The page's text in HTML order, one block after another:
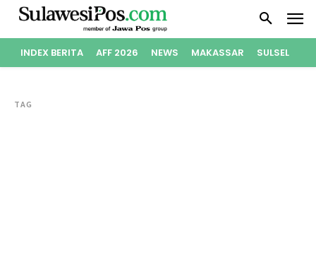
INDEX BERITA AFF 2026 NEWS MAKASSAR SULSEL
TAG